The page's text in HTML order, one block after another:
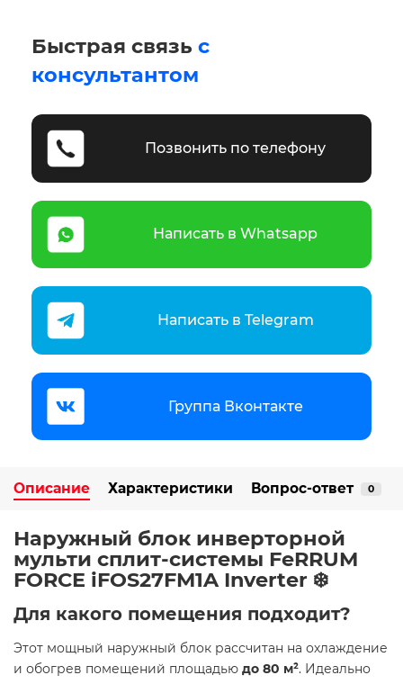
Быстрая связь с
консультантом
Позвонить по телефону
Написать в Whatsapp
Написать в Telegram
Группа Вконтакте
Описание Характеристики Вопрос-ответ 0
Наружный блок инверторной
мульти сплит-системы FeRRUM
FORCE iFOS27FM1A Inverter ❄️
Для какого помещения подходит?
Этот мощный наружный блок рассчитан на охлаждение
и обогрев помещений площадью до 80 м². Идеально